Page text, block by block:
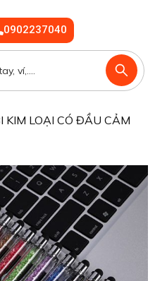
0902237040
KIM LOẠI CÓ ĐẦU CẢM